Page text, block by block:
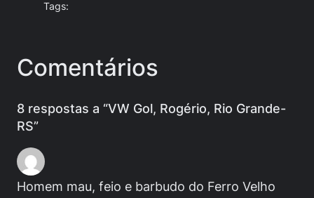
Tags:
Comentários
8 respostas a “VW Gol, Rogério, Rio Grande-
RS”
Homem mau, feio e barbudo do Ferro Velho